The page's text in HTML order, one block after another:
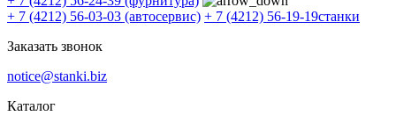
+ 7 (4212) 56-03-03 (автосервис) + 7 (4212) 56-19-19станки
Заказать звонок
notice@stanki.biz
Каталог